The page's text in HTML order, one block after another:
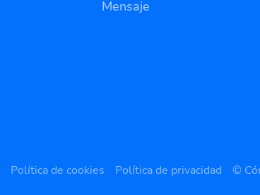
Mensaje
Política de cookies Política de privacidad ©